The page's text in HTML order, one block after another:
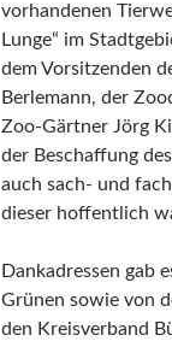
vorhandenen
Lunge“ im
dem Vorsitzenden
Berlemann, der
Zoo-Gärtner Jörg
der Beschaffung
auch sach- und
dieser hoffentlich
Dankadressen gab
Grünen sowie von
den Kreisverband